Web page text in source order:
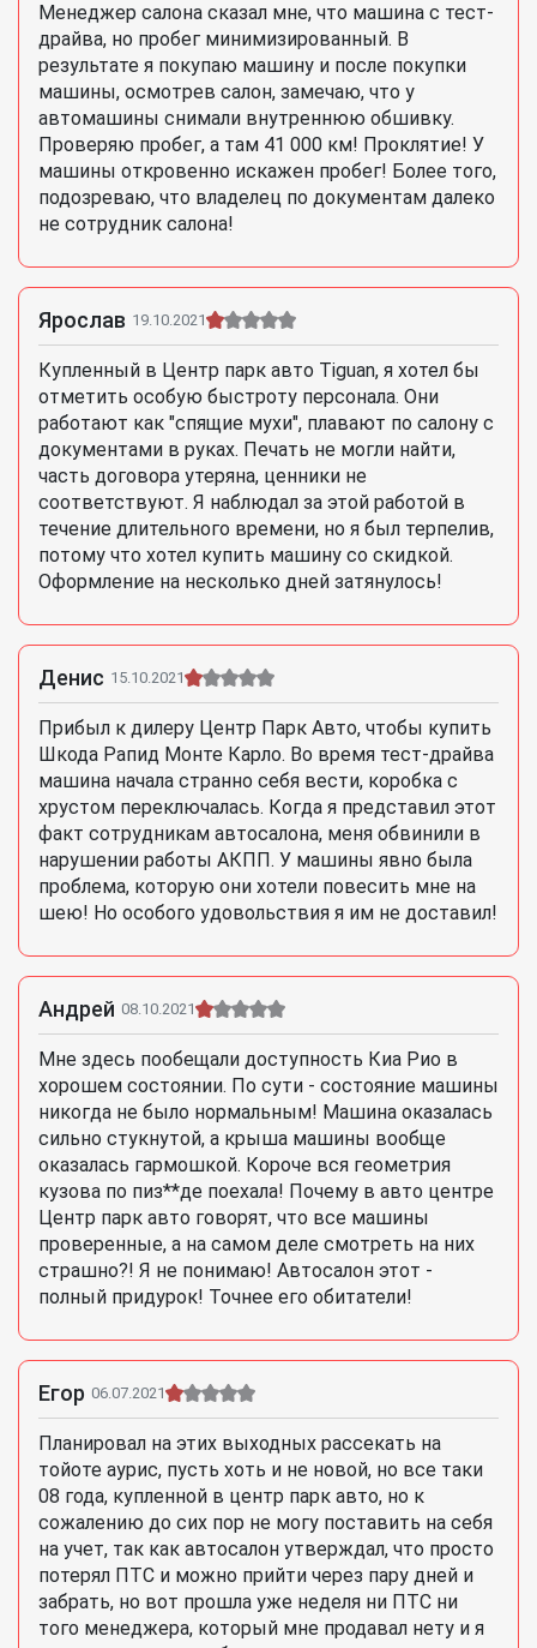
Менеджер салона сказал мне, что машина с тест-
драйва, но пробег минимизированный. В
результате я покупаю машину и после покупки
машины, осмотрев салон, замечаю, что у
автомашины снимали внутреннюю обшивку.
Проверяю пробег, а там 41 000 км! Проклятие! У
машины откровенно искажен пробег! Более того,
подозреваю, что владелец по документам далеко
не сотрудник салона!
Ярослав 19.10.2021
Купленный в Центр парк авто Tiguan, я хотел бы
отметить особую быстроту персонала. Они
работают как "спящие мухи", плавают по салону с
документами в руках. Печать не могли найти,
часть договора утеряна, ценники не
соответствуют. Я наблюдал за этой работой в
течение длительного времени, но я был терпелив,
потому что хотел купить машину со скидкой.
Оформление на несколько дней затянулось!
Денис 15.10.2021
Прибыл к дилеру Центр Парк Авто, чтобы купить
Шкода Рапид Монте Карло. Во время тест-драйва
машина начала странно себя вести, коробка с
хрустом переключалась. Когда я представил этот
факт сотрудникам автосалона, меня обвинили в
нарушении работы АКПП. У машины явно была
проблема, которую они хотели повесить мне на
шею! Но особого удовольствия я им не доставил!
Андрей 08.10.2021
Мне здесь пообещали доступность Киа Рио в
хорошем состоянии. По сути - состояние машины
никогда не было нормальным! Машина оказалась
сильно стукнутой, а крыша машины вообще
оказалась гармошкой. Короче вся геометрия
кузова по пиз**де поехала! Почему в авто центре
Центр парк авто говорят, что все машины
проверенные, а на самом деле смотреть на них
страшно?! Я не понимаю! Автосалон этот -
полный придурок! Точнее его обитатели!
Егор 06.07.2021
Планировал на этих выходных рассекать на
тойоте аурис, пусть хоть и не новой, но все таки
08 года, купленной в центр парк авто, но к
сожалению до сих пор не могу поставить на себя
на учет, так как автосалон утверждал, что просто
потерял ПТС и можно прийти через пару дней и
забрать, но вот прошла уже неделя ни ПТС ни
того менеджера, который мне продавал нету и я